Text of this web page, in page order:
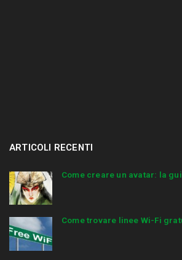
ARTICOLI RECENTI
Come creare un avatar: la
Come trovare linee Wi-Fi